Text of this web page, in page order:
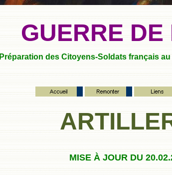
GUERRE DE
Préparation des Citoyens-Soldats français
MISE À JOUR DU